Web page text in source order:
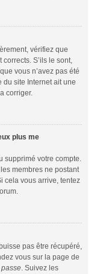
vérifiez que
S’ils le sont,
vous n’avez pas été
site Internet ait une
corriger.
plus me
supprimé votre compte.
membres ne postant
cela vous arrive, tentez
pas être récupéré,
vous sur la page de
passe. Suivez les